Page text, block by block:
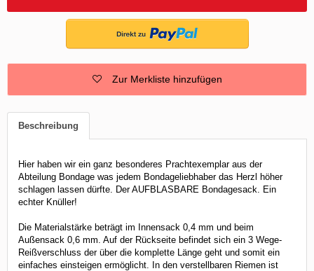
Zur Merkliste hinzufügen
Beschreibung
Hier haben wir ein ganz besonderes Prachtexemplar aus der
Abteilung Bondage was jedem Bondageliebhaber das Herzl höher
schlagen lassen dürfte. Der AUFBLASBARE Bondagesack. Ein
echter Knüller!
Die Materialstärke beträgt im Innensack 0,4 mm und beim
Außensack 0,6 mm. Auf der Rückseite befindet sich ein 3 Wege-
Reißverschluss der über die komplette Länge geht und somit ein
einfaches einsteigen ermöglicht. In den verstellbaren Riemen ist